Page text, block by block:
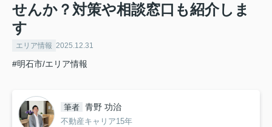
せんか？対策や相談窓口も紹介しま
す
エリア情報 2025.12.31
#明石市/エリア情報
筆者 青野 功治
不動産キャリア15年